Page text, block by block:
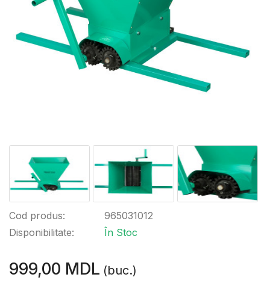
Cod produs:
Disponibilitate:
965031012
În Stoc
999,00 MDL (buc.)